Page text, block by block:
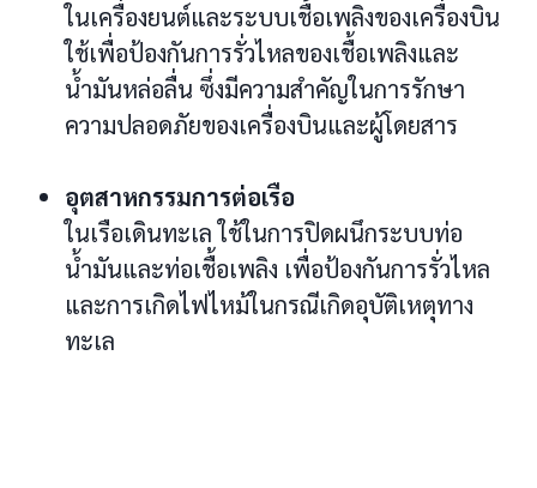
ในเครื่องยนต์และระบบเชื้อเพลิงของเครื่องบิน
ใช้เพื่อป้องกันการรั่วไหลของเชื้อเพลิงและ
น้ำมันหล่อลื่น ซึ่งมีความสำคัญในการรักษา
ความปลอดภัยของเครื่องบินและผู้โดยสาร
อุตสาหกรรมการต่อเรือ
ในเรือเดินทะเล ใช้ในการปิดผนึกระบบท่อ
น้ำมันและท่อเชื้อเพลิง เพื่อป้องกันการรั่วไหล
และการเกิดไฟไหม้ในกรณีเกิดอุบัติเหตุทาง
ทะเล